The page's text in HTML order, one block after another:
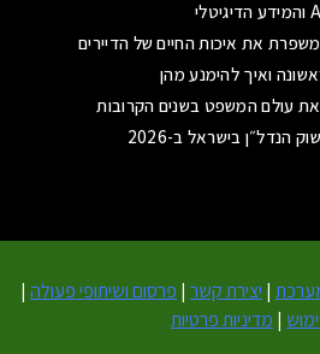
את איכות החיים של הדיירים
ואיך להימנע מהן
עולם המשפט בשנים הקרובות
הנדל״ן בישראל ב-2026
| יצירת קשר | פרסום ושיתופי פעולה |
| מדיניות פרטיות